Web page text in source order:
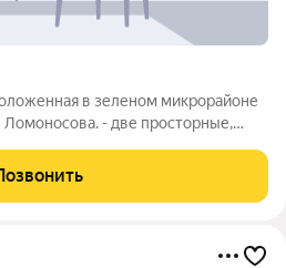
в зеленом микрорайоне
- две просторные,
локация, рядом Мега-школа